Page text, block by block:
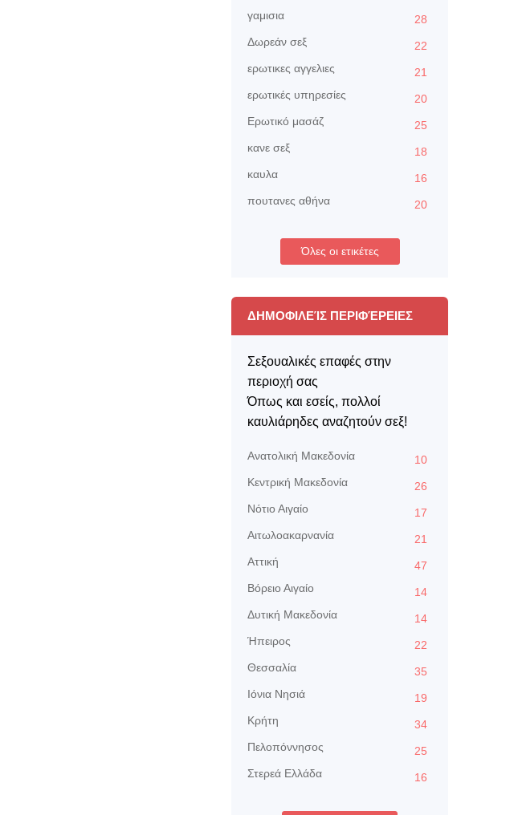
γαμισια
28
Δωρεάν σεξ
22
ερωτικες αγγελιες
21
ερωτικές υπηρεσίες
20
Ερωτικό μασάζ
25
κανε σεξ
18
καυλα
16
πουτανες αθήνα
20
Όλες οι ετικέτες
ΔΗΜΟΦΙΛΕΊΣ ΠΕΡΙΦΈΡΕΙΕΣ
Σεξουαλικές επαφές στην
περιοχή σας
Όπως και εσείς, πολλοί
καυλιάρηδες αναζητούν σεξ!
Aνατολική Μακεδονία
10
Kεντρική Μακεδονία
26
Nότιο Αιγαίο
17
Αιτωλοακαρνανία
21
Αττική
47
Βόρειο Αιγαίο
14
Δυτική Μακεδονία
14
Ήπειρος
22
Θεσσαλία
35
Ιόνια Νησιά
19
Κρήτη
34
Πελοπόννησος
25
Στερεά Ελλάδα
16